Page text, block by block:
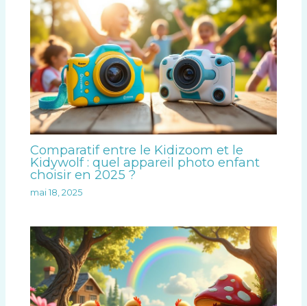
Comparatif entre le Kidizoom et le
Kidywolf : quel appareil photo enfant
choisir en 2025 ?
mai 18, 2025